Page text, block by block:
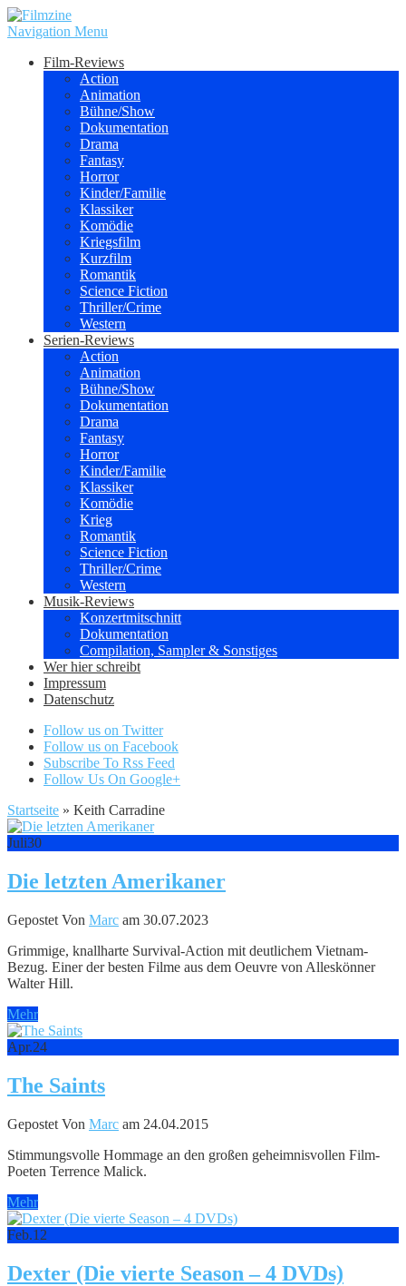
Navigation Menu
Film-Reviews
Action
Animation
Bühne/Show
Dokumentation
Drama
Fantasy
Horror
Kinder/Familie
Klassiker
Komödie
Kriegsfilm
Kurzfilm
Romantik
Science Fiction
Thriller/Crime
Western
Serien-Reviews
Action
Animation
Bühne/Show
Dokumentation
Drama
Fantasy
Horror
Kinder/Familie
Klassiker
Komödie
Krieg
Romantik
Science Fiction
Thriller/Crime
Western
Musik-Reviews
Konzertmitschnitt
Dokumentation
Compilation, Sampler & Sonstiges
Wer hier schreibt
Impressum
Datenschutz
Follow us on Twitter
Follow us on Facebook
Subscribe To Rss Feed
Follow Us On Google+
Startseite » Keith Carradine
Juli30
Die letzten Amerikaner
Gepostet Von Marc am 30.07.2023
Grimmige, knallharte Survival-Action mit deutlichem Vietnam-
Bezug. Einer der besten Filme aus dem Oeuvre von Alleskönner
Walter Hill.
Mehr
Apr.24
The Saints
Gepostet Von Marc am 24.04.2015
Stimmungsvolle Hommage an den großen geheimnisvollen Film-
Poeten Terrence Malick.
Mehr
Feb.12
Dexter (Die vierte Season – 4 DVDs)